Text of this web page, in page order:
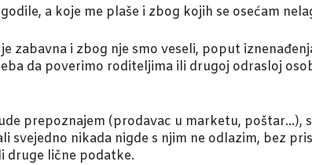
a koje me plaše i zbog kojih se osećam
zabavna i zbog nje smo veseli, poput
da poverimo roditeljima ili drugoj odrasloj
prepoznajem (prodavac u marketu, poštar…),
svejedno nikada nigde s njim ne odlazim, bez
druge lične podatke.